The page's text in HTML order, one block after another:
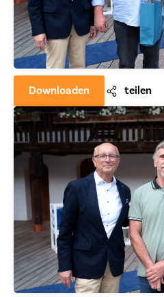
Downloaden teilen